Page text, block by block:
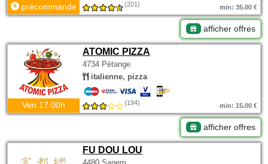
précommande (201) min: 35.00 €
afficher offres
ATOMIC PIZZA
4734 Pétange
italienne, pizza
Ven 17:00h (194) min: 15.00 €
afficher offres
FU DOU LOU